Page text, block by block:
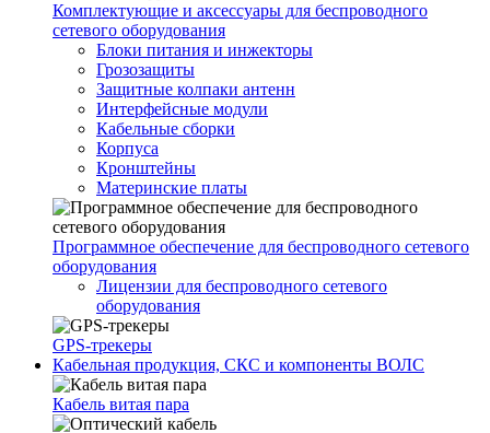
Комплектующие и аксессуары для беспроводного
сетевого оборудования
Блоки питания и инжекторы
Грозозащиты
Защитные колпаки антенн
Интерфейсные модули
Кабельные сборки
Корпуса
Кронштейны
Материнские платы
Программное обеспечение для беспроводного сетевого
оборудования
Лицензии для беспроводного сетевого
оборудования
GPS-трекеры
Кабельная продукция, СКС и компоненты ВОЛС
Кабель витая пара